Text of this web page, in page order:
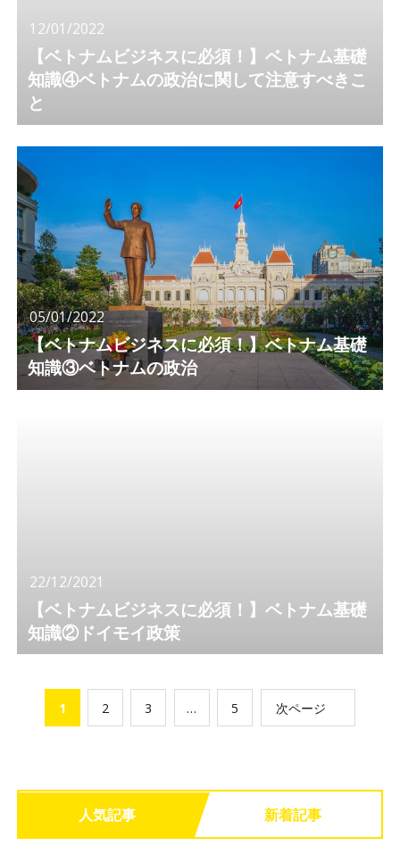
12/01/2022
【ベトナムビジネスに必須！】ベトナム基礎
知識④ベトナムの政治に関して注意すべきこ
と
05/01/2022
【ベトナムビジネスに必須！】ベトナム基礎
知識③ベトナムの政治
22/12/2021
【ベトナムビジネスに必須！】ベトナム基礎
知識②ドイモイ政策
1 2 3 … 5 次ページ
人気記事 新着記事